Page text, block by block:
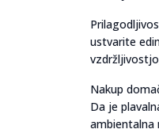
ustvarite
Nakup
Da je
ambientalna